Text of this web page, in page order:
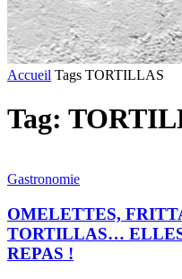
Accueil Tags TORTILLAS
Tag:
Gastronomie
OMELETTES,
TORTILLAS…
REPAS !